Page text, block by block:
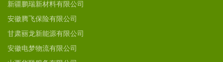
新疆鹏瑞新材料有限公司
安徽腾飞保险有限公司
甘肃丽龙新能源有限公司
安徽电梦物流有限公司